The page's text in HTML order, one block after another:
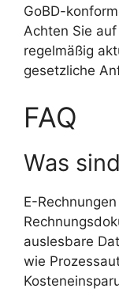
GoBD-
Achten Sie
regelmäßig
gesetzliche
FAQ
Was
E-
auslesbare
wie